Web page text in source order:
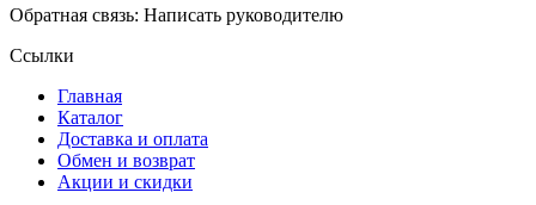
Обратная связь: Написать руководителю
Ссылки
Главная
Каталог
Доставка и оплата
Обмен и возврат
Акции и скидки